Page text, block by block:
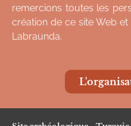
remercions toutes les
création de ce site Web
Labraunda.